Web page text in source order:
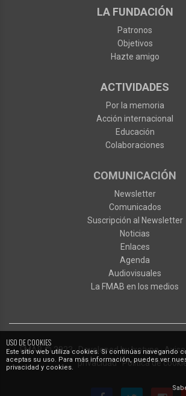
USO DE COOKIES
Este sitio web utiliza cookies. Si continúas navegando
aceptas su uso. Para más información, puedes ver
privacidad y cookies.
LA FUNDACIÓN
Patronos
Objetivos
Hazte amigo
ACTIVIDADES
Por la memoria
Acción internacional
Educación
Colaboraciones
COMUNICACIÓN
Newsletter
Comunicados
Suscripción al Newsletter
Noticias
Enlaces
Agenda
Audiovisuales
La FMAB en los medios
FMAB© 2023·Developed byIxotype·
privacidad·Política de